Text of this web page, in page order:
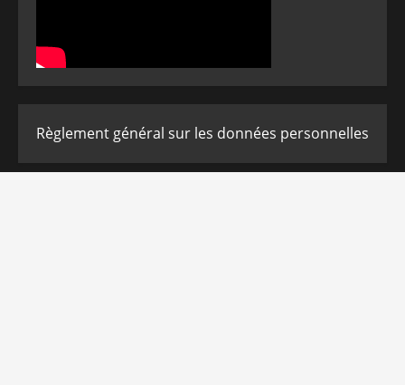
Règlement général sur les données personnelles